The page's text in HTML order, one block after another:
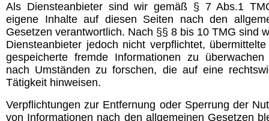
Als Diensteanbieter sind wir gemäß § 7 Abs.1
eigene Inhalte auf diesen Seiten nach den
Gesetzen verantwortlich. Nach §§ 8 bis 10 TMG sind
Diensteanbieter jedoch nicht verpflichtet,
gespeicherte fremde Informationen zu überwachen
nach Umständen zu forschen, die auf eine
Tätigkeit hinweisen.
Verpflichtungen zur Entfernung oder Sperrung der
von Informationen nach den allgemeinen Gesetzen